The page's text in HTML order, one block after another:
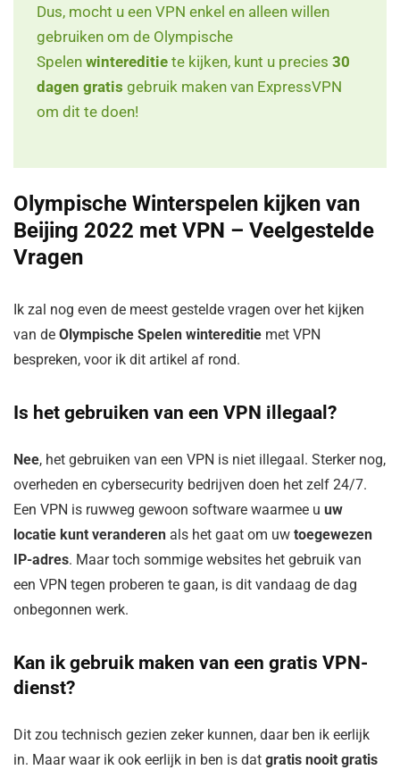
Dus, mocht u een VPN enkel en alleen willen
gebruiken om de Olympische
Spelen wintereditie te kijken, kunt u precies 30
dagen gratis gebruik maken van ExpressVPN
om dit te doen!
Olympische Winterspelen kijken van
Beijing 2022 met VPN – Veelgestelde
Vragen
Ik zal nog even de meest gestelde vragen over het kijken
van de Olympische Spelen wintereditie met VPN
bespreken, voor ik dit artikel af rond.
Is het gebruiken van een VPN illegaal?
Nee, het gebruiken van een VPN is niet illegaal. Sterker nog,
overheden en cybersecurity bedrijven doen het zelf 24/7.
Een VPN is ruwweg gewoon software waarmee u uw
locatie kunt veranderen als het gaat om uw toegewezen
IP-adres. Maar toch sommige websites het gebruik van
een VPN tegen proberen te gaan, is dit vandaag de dag
onbegonnen werk.
Kan ik gebruik maken van een gratis VPN-
dienst?
Dit zou technisch gezien zeker kunnen, daar ben ik eerlijk
in. Maar waar ik ook eerlijk in ben is dat gratis nooit gratis